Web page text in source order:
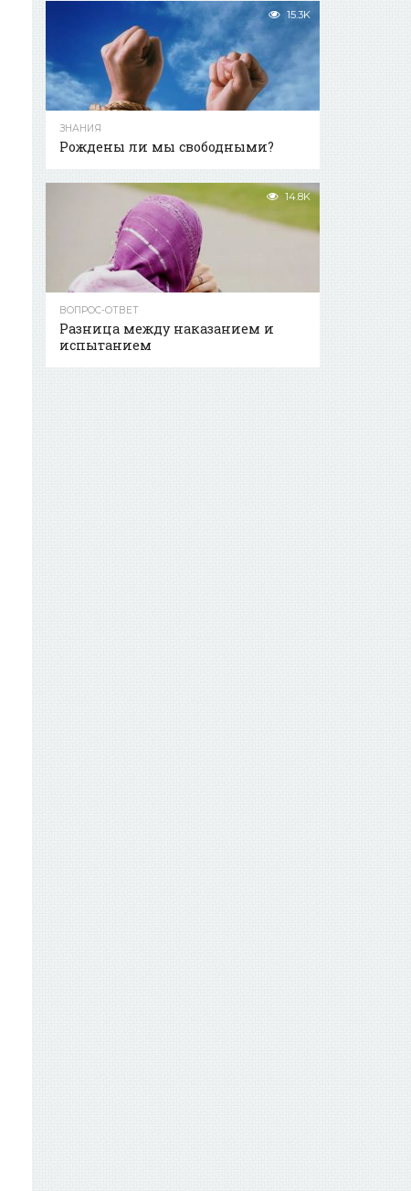
15.3K
ЗНАНИЯ
Рождены ли мы свободными?
14.8K
ВОПРОС-ОТВЕТ
Разница между наказанием и
испытанием